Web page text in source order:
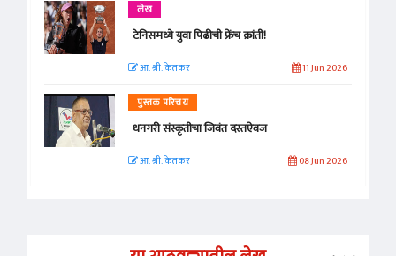
लेख
टेनिसमध्ये युवा पिढीची फ्रेंच क्रांती!
आ. श्री. केतकर 11 Jun 2026
पुस्तक परिचय
धनगरी संस्कृतीचा जिवंत दस्तऐवज
आ. श्री. केतकर 08 Jun 2026